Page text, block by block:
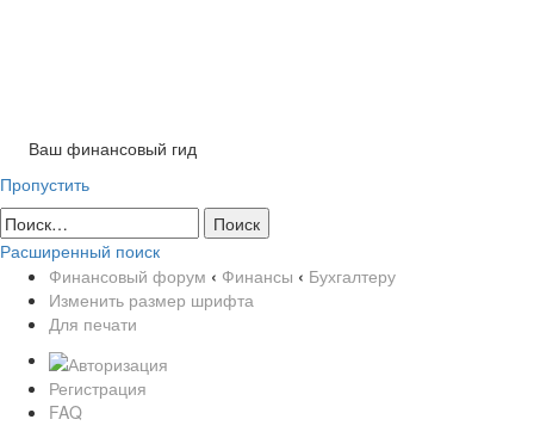
Ваш финансовый гид
Пропустить
Расширенный поиск
Финансовый форум ‹ Финансы ‹ Бухгалтеру
Изменить размер шрифта
Для печати
Регистрация
FAQ